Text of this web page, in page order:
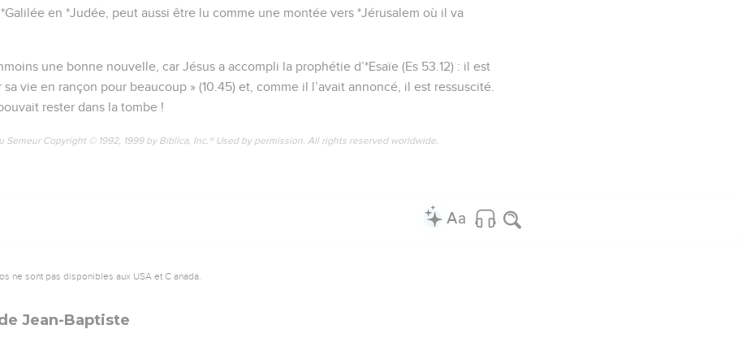
en *Judée, peut aussi être lu comme une montée vers *Jérusalem où il va
une bonne nouvelle, car Jésus a accompli la prophétie d’*Esaïe (Es 53.12) : il est
vie en rançon pour beaucoup » (10.45) et, comme il l’avait annoncé, il est ressuscité.
rester dans la tombe !
Semeur Copyright © 1992, 1999 by Biblica, Inc.® Used by permission. All rights reserved worldwide.
ne sont pas disponibles aux USA et C anada.
Jean-Baptiste